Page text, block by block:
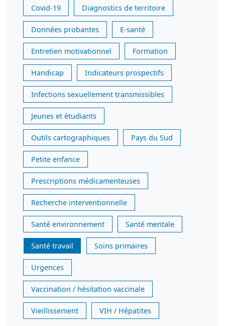
Covid-19 Diagnostics de territoire
Données probantes E-santé
Entretien motivationnel Formation
Handicap Indicateurs prospectifs
Infections sexuellement transmissibles
Jeunes et étudiants
Outils cartographiques Pays du Sud
Petite enfance
Prescriptions médicamenteuses
Recherche interventionnelle
Santé environnement Santé mentale
Santé travail Soins primaires
Urgences
Vaccination / hésitation vaccinale
Vieillissement VIH / Hépatites